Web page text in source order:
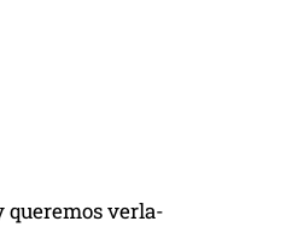
queremos verla-